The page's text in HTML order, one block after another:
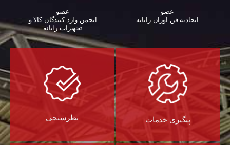
عضو
اتحادیه فن آوران رایانه
عضو
انجمن وارد کنندگان کالا و
تجهیزات رایانه‌
پیگیری خدمات نظرسنجی